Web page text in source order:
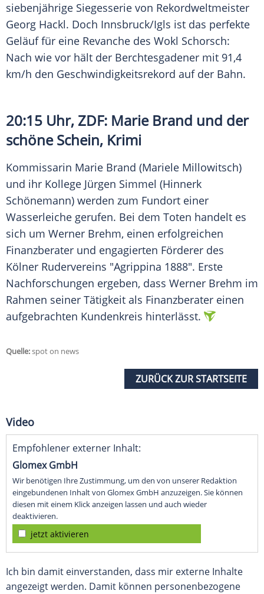
siebenjährige Siegesserie von Rekordweltmeister
Georg Hackl. Doch Innsbruck/Igls ist das perfekte
Geläuf für eine Revanche des Wokl Schorsch:
Nach wie vor hält der Berchtesgadener mit 91,4
km/h den Geschwindigkeitsrekord auf der Bahn.
20:15 Uhr, ZDF: Marie Brand und der
schöne Schein, Krimi
Kommissarin Marie Brand (Mariele Millowitsch)
und ihr Kollege Jürgen Simmel (Hinnerk
Schönemann) werden zum Fundort einer
Wasserleiche gerufen. Bei dem Toten handelt es
sich um Werner Brehm, einen erfolgreichen
Finanzberater und engagierten Förderer des
Kölner Rudervereins "Agrippina 1888". Erste
Nachforschungen ergeben, dass Werner Brehm im
Rahmen seiner Tätigkeit als Finanzberater einen
aufgebrachten Kundenkreis hinterlässt.
Quelle:spot on news
ZURÜCK ZUR STARTSEITE
Video
Empfohlener externer Inhalt:
Glomex GmbH
Wir benötigen Ihre Zustimmung, um den von unserer Redaktion
eingebundenen Inhalt von Glomex GmbH anzuzeigen. Sie können
diesen mit einem Klick anzeigen lassen und auch wieder
deaktivieren.
jetzt aktivieren
Ich bin damit einverstanden, dass mir externe Inhalte
angezeigt werden. Damit können personenbezogene